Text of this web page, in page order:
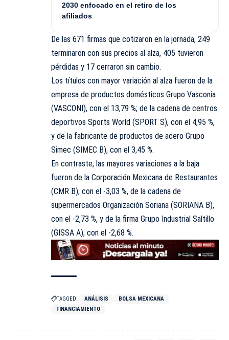
2030 enfocado en el retiro de los
afiliados
De las 671 firmas que cotizaron en la jornada, 249
terminaron con sus precios al alza, 405 tuvieron
pérdidas y 17 cerraron sin cambio.
Los títulos con mayor variación al alza fueron de la
empresa de productos domésticos Grupo Vasconia
(VASCONI), con el 13,79 %; de la cadena de centros
deportivos Sports World (SPORT S), con el 4,95 %,
y de la fabricante de productos de acero Grupo
Simec (SIMEC B), con el 3,45 %.
En contraste, las mayores variaciones a la baja
fueron de la Corporación Mexicana de Restaurantes
(CMR B), con el -3,03 %, de la cadena de
supermercados Organización Soriana (SORIANA B),
con el -2,73 %, y de la firma Grupo Industrial Saltillo
(GISSA A), con el -2,68 %.
TAGGED: ANÁLISIS
BOLSA MEXICANA
FINANCIAMIENTO